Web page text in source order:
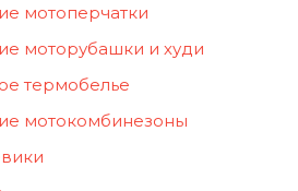
мотоперчатки
моторубашки и худи
термобелье
мотокомбинезоны